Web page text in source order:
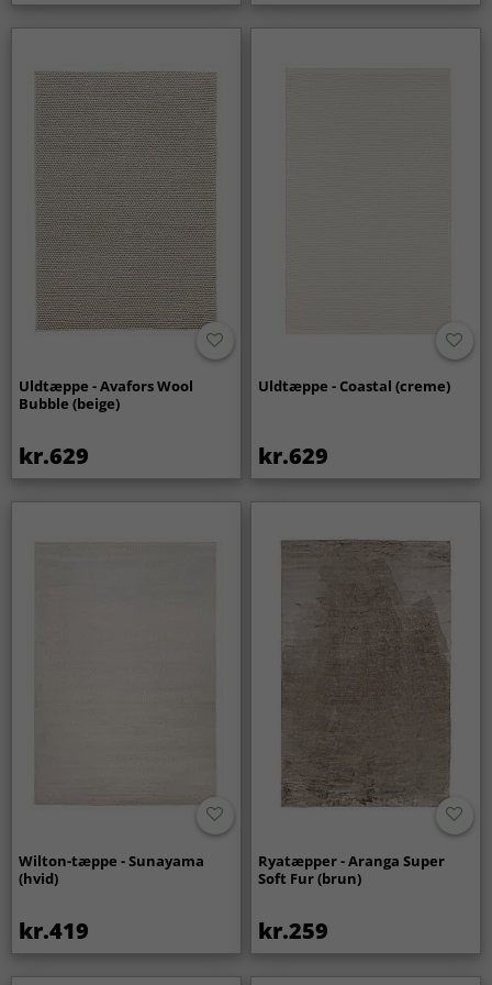
Uldtæppe - Avafors Wool
Bubble (beige)
kr.629
Uldtæppe - Coastal (creme)
kr.629
Wilton-tæppe - Sunayama
(hvid)
kr.419
Ryatæpper - Aranga Super
Soft Fur (brun)
kr.259